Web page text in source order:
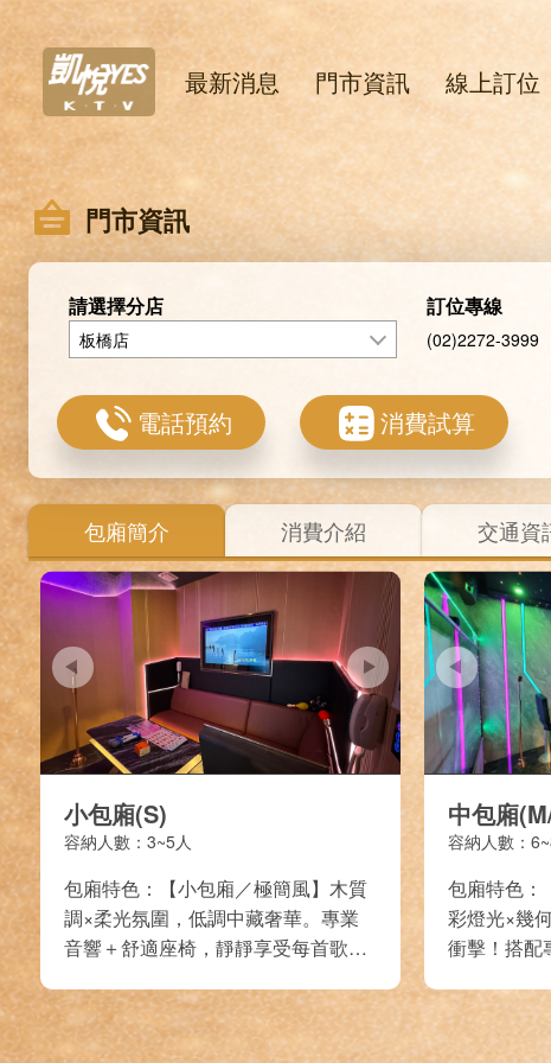
最新消息 門市資訊 線上訂位
門市資訊
請選擇分店
板橋店
訂位專線
(02)2272-3999
電話預約 消費試算
包廂簡介 消費介紹 交通資
小包廂(S)
容納人數：3~5人
包廂特色：【小包廂／極簡風】木質
調×柔光氛圍，低調中藏奢華。專業
音響＋舒適座椅，靜靜享受每首歌的
中包廂
容納人數：
包廂特色：
彩燈光×幾
衝擊！搭配